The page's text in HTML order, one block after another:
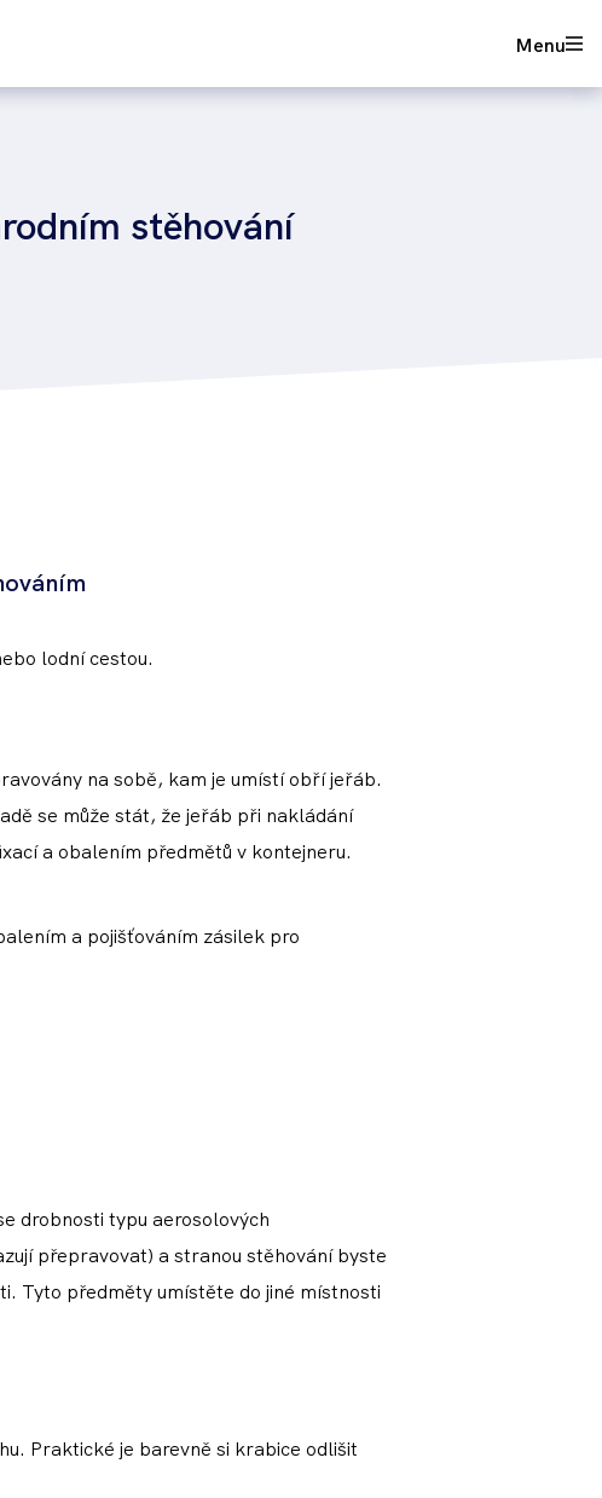
Menu
Nezávazná poptávka
stěhování
lodní cestou.
na sobě, kam je umístí obří jeřáb.
se může stát, že jeřáb při nakládání
a obalením předmětů v kontejneru.
a pojišťováním zásilek pro
drobnosti typu aerosolových
přepravovat) a stranou stěhování byste
Tyto předměty umístěte do jiné místnosti
Praktické je barevně si krabice odlišit